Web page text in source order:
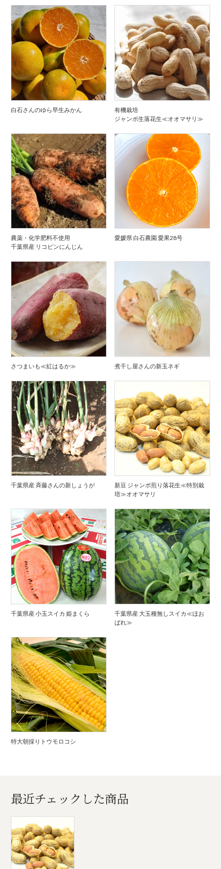
白石さんのゆら早生みかん
有機栽培
ジャンボ生落花生≪オオマサリ≫
農薬・化学肥料不使用
千葉県産 リコピンにんじん
愛媛県 白石農園 愛果28号
さつまいも≪紅はるか≫ 煮干し屋さんの新玉ネギ
千葉県産 斉藤さんの新しょうが
新豆 ジャンボ煎り落花生≪特別栽
培≫オオマサリ
千葉県産 小玉スイカ 姫まくら
千葉県産 大玉種無しスイカ≪ほお
ばれ≫
特大朝採りトウモロコシ
最近チェックした商品